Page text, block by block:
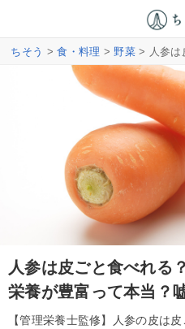
ちそう >食・料理 >野菜> 人参は
人参は皮ごと食べれる
栄養が豊富って本当？
【管理栄養士監修】人参の皮は